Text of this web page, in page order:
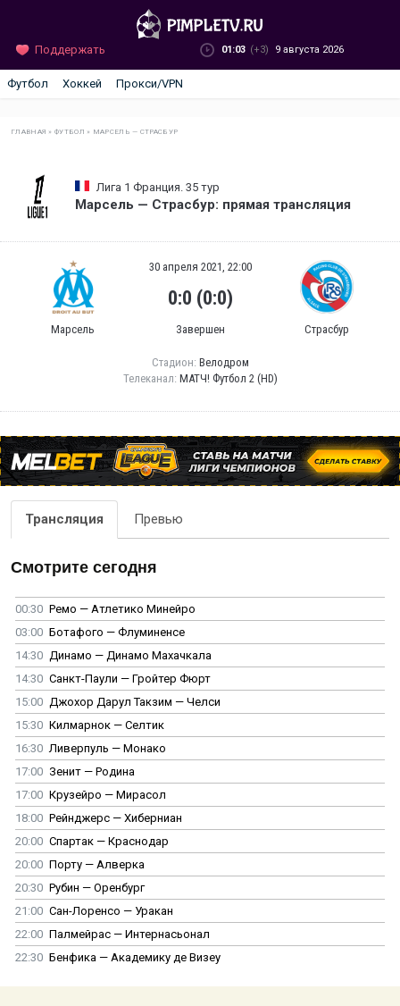
Поддержать 01:03 (+3) 9 августа 2026
Футбол Хоккей Прокси/VPN
ГЛАВНАЯ »ФУТБОЛ » МАРСЕЛЬ — СТРАСБУР
Лига 1 Франция. 35 тур
Марсель — Страсбур: прямая трансляция
Марсель
30 апреля 2021, 22:00
0:0 (0:0)
Завершен Страсбур
Стадион: Велодром
Телеканал: МАТЧ! Футбол 2 (HD)
Трансляция Превью
Смотрите сегодня
00:30 Ремо — Атлетико Минейро
03:00 Ботафого — Флуминенсе
14:30 Динамо — Динамо Махачкала
14:30 Санкт-Паули — Гройтер Фюрт
15:00 Джохор Дарул Такзим — Челси
15:30 Килмарнок — Селтик
16:30 Ливерпуль — Монако
17:00 Зенит — Родина
17:00 Крузейро — Мирасол
18:00 Рейнджерс — Хиберниан
20:00 Спартак — Краснодар
20:00 Порту — Алверка
20:30 Рубин — Оренбург
21:00 Сан-Лоренсо — Уракан
22:00 Палмейрас — Интернасьонал
22:30 Бенфика — Академику де Визеу